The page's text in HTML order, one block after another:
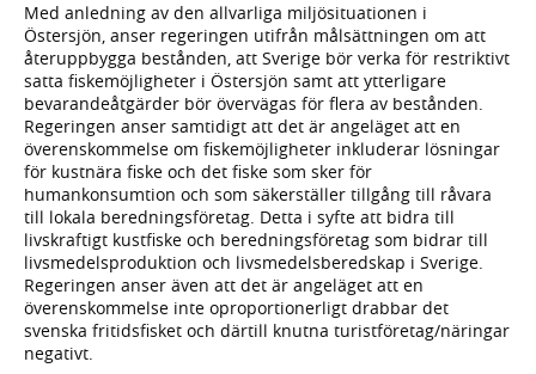
Med anledning av den allvarliga miljösituationen i
Östersjön, anser regeringen utifrån målsättningen om att
återuppbygga bestånden, att Sverige bör verka för restriktivt
satta fiskemöjligheter i Östersjön samt att ytterligare
bevarandeåtgärder bör övervägas för flera av bestånden.
Regeringen anser samtidigt att det är angeläget att en
överenskommelse om fiskemöjligheter inkluderar lösningar
för kustnära fiske och det fiske som sker för
humankonsumtion och som säkerställer tillgång till råvara
till lokala beredningsföretag. Detta i syfte att bidra till
livskraftigt kustfiske och beredningsföretag som bidrar till
livsmedelsproduktion och livsmedelsberedskap i Sverige.
Regeringen anser även att det är angeläget att en
överenskommelse inte oproportionerligt drabbar det
svenska fritidsfisket och därtill knutna turistföretag/näringar
negativt.